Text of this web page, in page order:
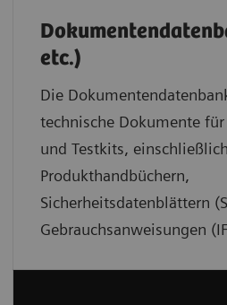
etc.)
Die
technische Dokumente für
und Testkits, einschließlich
Produkthandbüchern,
Sicherheitsdatenblättern
Gebrauchsanweisungen